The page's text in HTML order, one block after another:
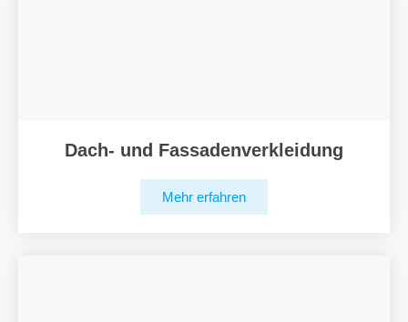
Dach- und Fassadenverkleidung
Mehr erfahren